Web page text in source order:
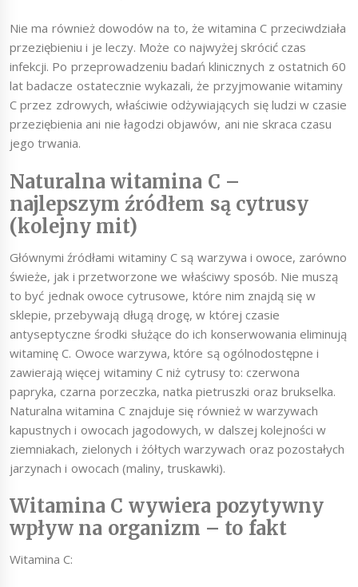
Nie ma również dowodów na to, że witamina C przeciwdziała
przeziębieniu i je leczy. Może co najwyżej skrócić czas
infekcji. Po przeprowadzeniu badań klinicznych z ostatnich 60
lat badacze ostatecznie wykazali, że przyjmowanie witaminy
C przez zdrowych, właściwie odżywiających się ludzi w czasie
przeziębienia ani nie łagodzi objawów, ani nie skraca czasu
jego trwania.
Naturalna witamina C –
najlepszym źródłem są cytrusy
(kolejny mit)
Głównymi źródłami witaminy C są warzywa i owoce, zarówno
świeże, jak i przetworzone we właściwy sposób. Nie muszą
to być jednak owoce cytrusowe, które nim znajdą się w
sklepie, przebywają długą drogę, w której czasie
antyseptyczne środki służące do ich konserwowania eliminują
witaminę C. Owoce warzywa, które są ogólnodostępne i
zawierają więcej witaminy C niż cytrusy to: czerwona
papryka, czarna porzeczka, natka pietruszki oraz brukselka.
Naturalna witamina C znajduje się również w warzywach
kapustnych i owocach jagodowych, w dalszej kolejności w
ziemniakach, zielonych i żółtych warzywach oraz pozostałych
jarzynach i owocach (maliny, truskawki).
Witamina C wywiera pozytywny
wpływ na organizm – to fakt
Witamina C: